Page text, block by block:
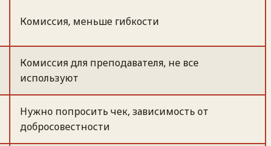
Комиссия, меньше гибкости
Комиссия для преподавателя, не все
используют
Нужно попросить чек, зависимость от
добросовестности